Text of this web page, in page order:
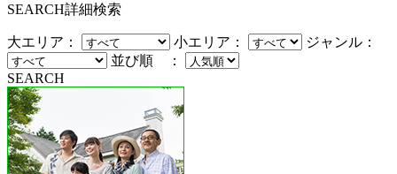
SEARCH詳細検索
大エリア： 小エリア：
ジャンル：
並び順 ：
SEARCH